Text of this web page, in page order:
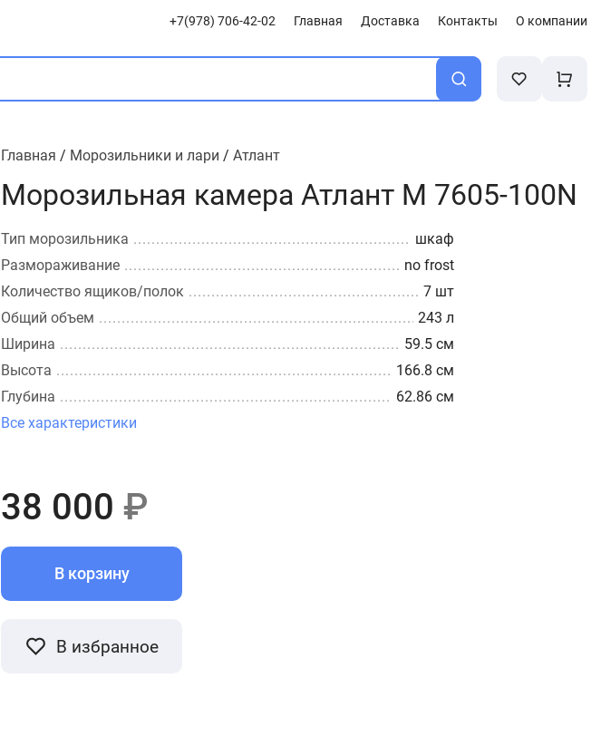
+7(978) 706-42-02 Главная Доставка Контакты О компании
Главная / Морозильники и лари / Атлант
Морозильная камера Атлант М 7605-100N
Тип морозильника
шкаф
Размораживание
no frost
Количество ящиков/полок
7 шт
Общий объем
243 л
Ширина
59.5 см
Высота
166.8 см
Глубина
62.86 см
Все характеристики
38 000 ₽
В корзину
В избранное